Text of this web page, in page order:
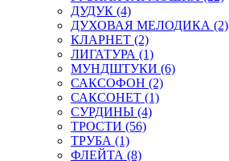
ДУДУК (4)
ДУХОВАЯ МЕЛОДИКА (2)
КЛАРНЕТ (2)
ЛИГАТУРА (1)
МУНДШТУКИ (6)
САКСОФОН (2)
САКСОНЕТ (1)
СУРДИНЫ (4)
ТРОСТИ (56)
ТРУБА (1)
ФЛЕЙТА (8)